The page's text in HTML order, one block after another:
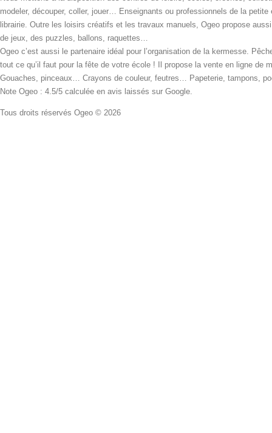
modeler, découper, coller, jouer… Enseignants ou professionnels de la
librairie. Outre les loisirs créatifs et les travaux manuels, Ogeo propose
de jeux, des puzzles, ballons, raquettes…
Ogeo c’est aussi le partenaire idéal pour l’organisation de la kermesse.
tout ce qu’il faut pour la fête de votre école ! Il propose la vente en ligne
Gouaches, pinceaux… Crayons de couleur, feutres… Papeterie, tampons,
Note Ogeo : 4.5/5 calculée en avis laissés sur Google.
Tous droits réservés Ogeo © 2026